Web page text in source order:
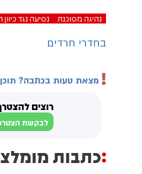
נהיגה מסוכנת נסיעה נגד
בחדרי חרדים
מצאת טעות בכתבה? תוכן
רוצים
לבקשת
כתבות